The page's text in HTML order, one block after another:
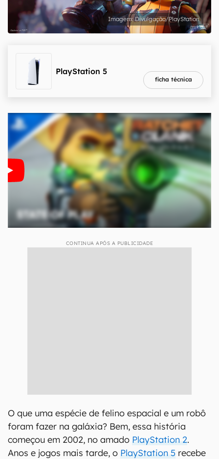
Divulgação/PlayStation
PlayStation 5
ficha técnica
CONTINUA APÓS A PUBLICIDADE
O que uma espécie de felino espacial e um robô
foram fazer na galáxia? Bem, essa história
começou em 2002, no amado PlayStation 2.
Anos e jogos mais tarde, o PlayStation 5 recebe